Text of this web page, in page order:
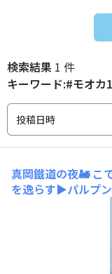
検索結果 1 件
キーワード:#モオカ
投稿日時
真岡鐵道の夜🚂 こ
を逸らす▶︎パルプ
ました。真岡駅